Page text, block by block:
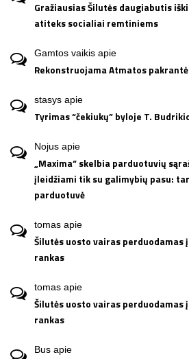
Gražiausias Šilutės daugiabutis
atiteks socialiai remtiniems
Gamtos vaikis apie
Rekonstruojama Atmatos pakrantė
stasys apie
Tyrimas “čekiukų” byloje T.
Nojus apie
„Maxima“ skelbia parduotuvių
įleidžiami tik su galimybių pasu:
parduotuvė
tomas apie
Šilutės uosto vairas perduodamas
rankas
tomas apie
Šilutės uosto vairas perduodamas
rankas
Bus apie